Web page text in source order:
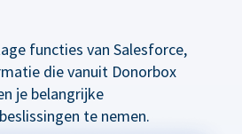
functies van Salesforce,
die vanuit Donorbox
je belangrijke
te nemen.